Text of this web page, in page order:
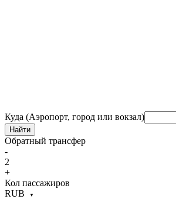
Куда (Аэропорт, город или вокзал)
Найти
Обратный трансфер
-
2
+
Кол пассажиров
RUB
▼